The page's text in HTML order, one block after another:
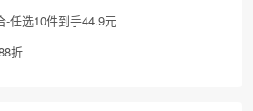
-任选10件到手44.9元
折